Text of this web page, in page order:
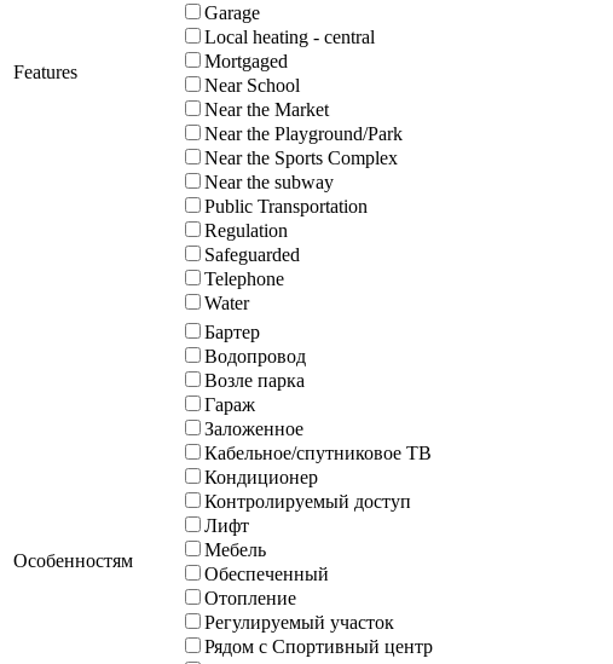
Features
Garage
Local heating - central
Mortgaged
Near School
Near the Market
Near the Playground/Park
Near the Sports Complex
Near the subway
Public Transportation
Regulation
Safeguarded
Telephone
Water
Особенностям
Бартер
Водопровод
Возле парка
Гараж
Заложенное
Кабельное/спутниковое ТВ
Кондиционер
Контролируемый доступ
Лифт
Мебель
Обеспеченный
Отопление
Регулируемый участок
Рядом с Спортивный центр